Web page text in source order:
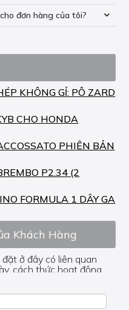
đơn hàng của tôi?
KHÔNG GỈ: PÔ ZARD
CHO HONDA
PHIÊN BẢN
P2.34 (2
FORMULA 1 DÂY GA
Khách Hàng
ở đây có liên quan
cách thức hoạt động,
không, v.v.
trang đó.